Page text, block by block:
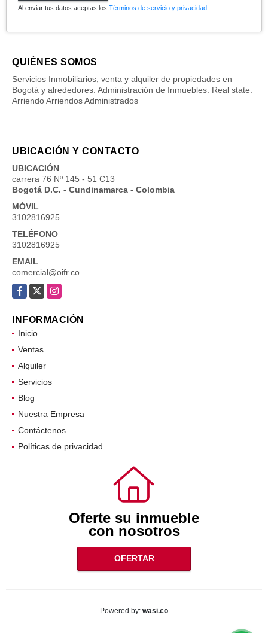
Al enviar tus datos aceptas los Términos de servicio y privacidad
QUIÉNES SOMOS
Servicios Inmobiliarios, venta y alquiler de propiedades en
Bogotá y alrededores. Administración de Inmuebles. Real state.
Arriendo Arriendos Administrados
UBICACIÓN Y CONTACTO
UBICACIÓN
carrera 76 Nº 145 - 51 C13
Bogotá D.C. - Cundinamarca - Colombia
MÓVIL
3102816925
TELÉFONO
3102816925
EMAIL
comercial@oifr.co
Facebook
X Instagram
INFORMACIÓN
Inicio
Ventas
Alquiler
Servicios
Blog
Nuestra Empresa
Contáctenos
Políticas de privacidad
Oferte su inmueble
con nosotros
OFERTAR
Powered by: wasi.co